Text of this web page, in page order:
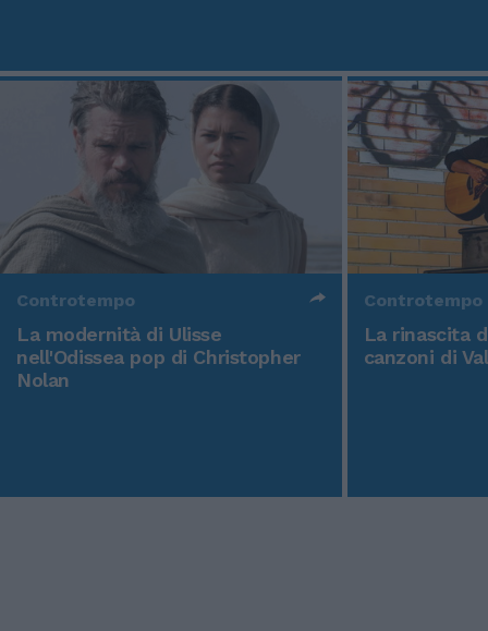
Controtempo
La modernità di Ulisse
nell'Odissea pop di Christopher
Nolan
Controtempo
La rinascita
canzoni di